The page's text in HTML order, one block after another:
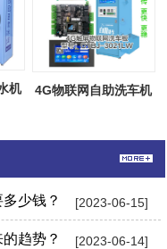
机
4G物联网自助洗车机
[2023-06-15]
少钱？
[2023-06-14]
趋势？